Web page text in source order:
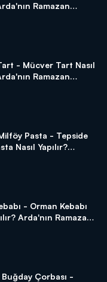
Ramazan
- Mücver Tart Nasıl
Ramazan
Pasta - Tepside
Nasıl Yapılır?
- Orman Kebabı
Arda'nın Ramazan
Çorbası -